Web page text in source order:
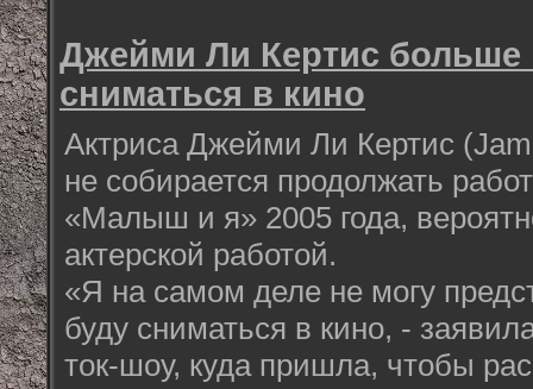
Джейми Ли Кертис больше
сниматься в кино
Актриса Джейми Ли Кертис
не собирается продолжать
«Малыш и я» 2005 года,
актерской работой.
«Я на самом деле не могу
буду сниматься в кино, -
ток-шоу, куда пришла, чтобы